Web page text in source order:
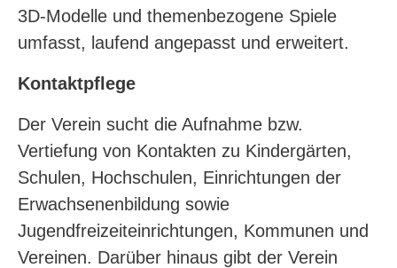
3D-Modelle und themenbezogene Spiele
umfasst, laufend angepasst und erweitert.
Kontaktpflege
Der Verein sucht die Aufnahme bzw.
Vertiefung von Kontakten zu Kindergärten,
Schulen, Hochschulen, Einrichtungen der
Erwachsenenbildung sowie
Jugendfreizeiteinrichtungen, Kommunen und
Vereinen. Darüber hinaus gibt der Verein